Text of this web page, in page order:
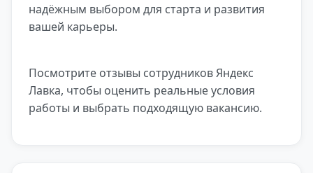
надёжным выбором для старта и развития
вашей карьеры.
Посмотрите отзывы сотрудников Яндекс
Лавка, чтобы оценить реальные условия
работы и выбрать подходящую вакансию.